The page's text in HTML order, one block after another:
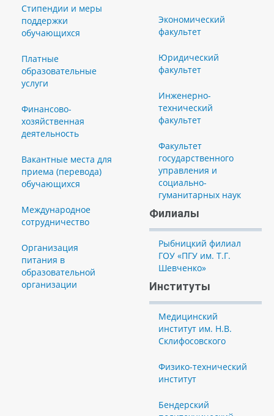
Стипендии и меры
поддержки
обучающихся
Платные
образовательные
услуги
Финансово-
хозяйственная
деятельность
Вакантные места для
приема (перевода)
обучающихся
Международное
сотрудничество
Организация
питания в
образовательной
организации
Экономический
факультет
Юридический
факультет
Инженерно-
технический
факультет
Факультет
государственного
управления и
социально-
гуманитарных наук
Филиалы
Рыбницкий филиал
ГОУ «ПГУ им. Т.Г.
Шевченко»
Институты
Медицинский
институт им. Н.В.
Склифосовского
Физико-технический
институт
Бендерский